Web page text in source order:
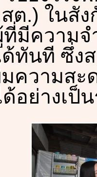
ต.) ในสั
ที่มีความ
ทันที ซึ่ง
ความส
อย่างเป็